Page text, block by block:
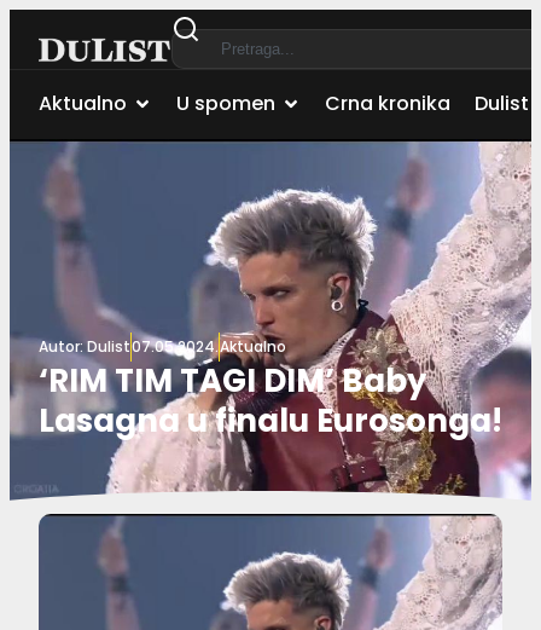
Aktualno U spomen Crna kronika Dulist
Autor:Dulist07.05.2024.Aktualno
‘RIM TIM TAGI DIM’ Baby
Lasagna u finalu Eurosonga!